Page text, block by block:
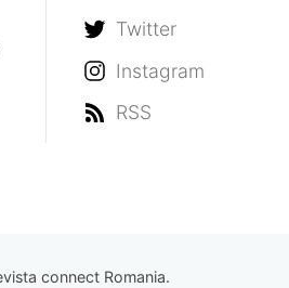
Twitter
Instagram
RSS
connect Romania.